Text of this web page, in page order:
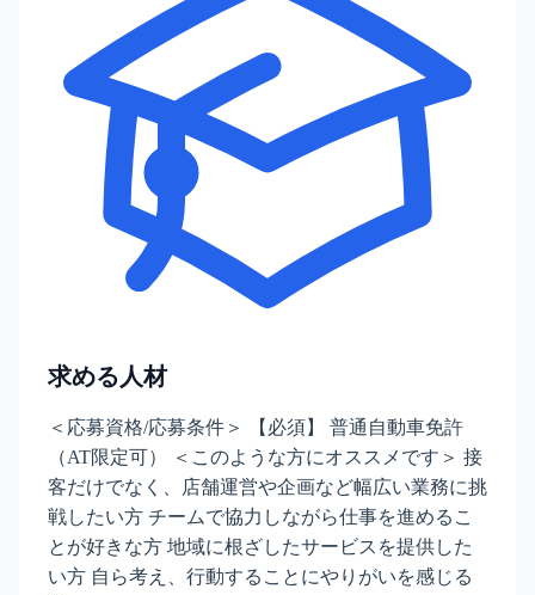
求める人材
＜応募資格/応募条件＞ 【必須】 普通自動車免許
（AT限定可） ＜このような方にオススメです＞ 接
客だけでなく、店舗運営や企画など幅広い業務に挑
戦したい方 チームで協力しながら仕事を進めるこ
とが好きな方 地域に根ざしたサービスを提供した
い方 自ら考え、行動することにやりがいを感じる